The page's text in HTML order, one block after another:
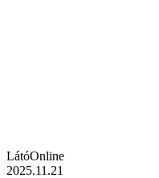
LátóOnline
2025.11.21